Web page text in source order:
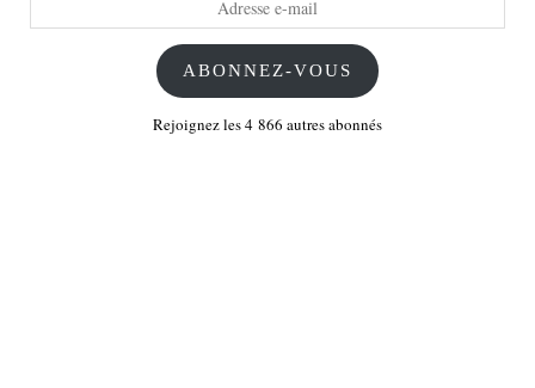
ABONNEZ-VOUS
Rejoignez les 4 866 autres abonnés